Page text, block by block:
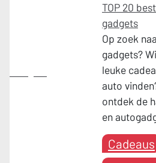
TOP 20
gadgets
Op zoek
gadgets?
leuke
auto
ontdek de
en
Cadeaus